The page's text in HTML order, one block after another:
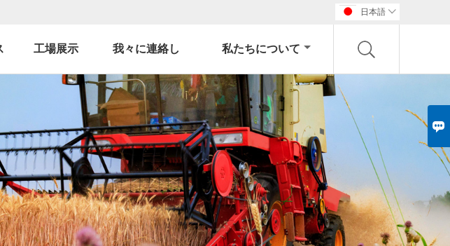

日本語 
工場展示 我々に連絡し 私たちについて